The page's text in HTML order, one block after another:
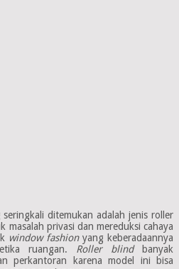
ditemukan adalah jenis roller
masalah privasi dan mereduksi cahaya
window fashionyang keberadaannya
ruangan. Roller blind
banyak
perkantoran karena model ini bisa